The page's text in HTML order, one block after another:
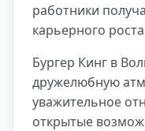
работники
карьерного
Бургер Кинг в
дружелюбную
уважительное
открытые